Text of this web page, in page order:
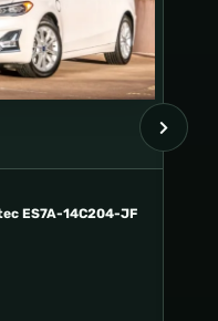
ES7A-14C204-JF